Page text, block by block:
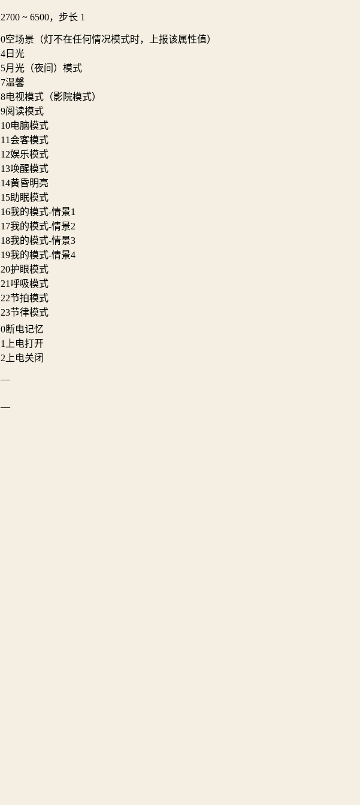
2700 ~ 6500，步长 1
0空场景（灯不在任何情况模式时，上报该属性值）
4 日光
5月光（夜间）模式
7温馨
8电视模式（影院模式）
9阅读模式
10电脑模式
11 会客模式
12娱乐模式
13唤醒模式
14黄昏明亮
15助眠模式
16我的模式-情景1
17我的模式-情景2
18我的模式-情景3
19我的模式-情景4
20护眼模式
21 呼吸模式
22节拍模式
23节律模式
0断电记忆
1
上电打开
2 上电关闭
—
—